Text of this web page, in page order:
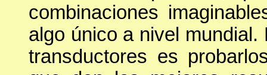
combinaciones
algo único a nivel
transductores es